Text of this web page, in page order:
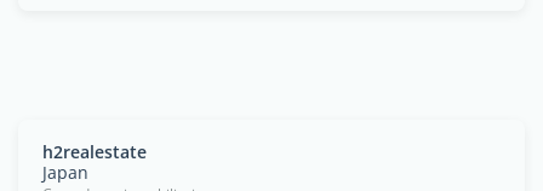
h2realestate
Japan